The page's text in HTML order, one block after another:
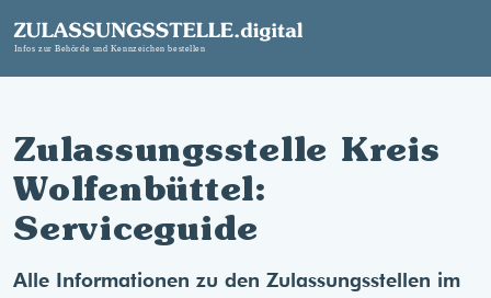
Zulassungsstelle Kreis
Wolfenbüttel:
Serviceguide
Alle Informationen zu den Zulassungsstellen im